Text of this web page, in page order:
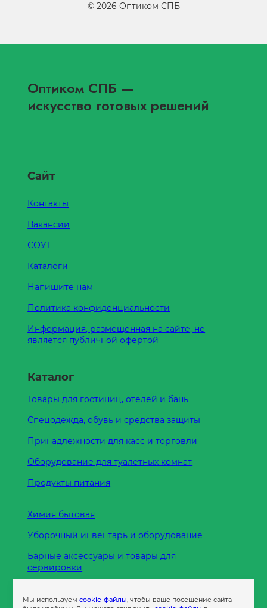
© 2026 Оптиком СПБ
Оптиком СПБ —
искусство готовых решений
Сайт
Контакты
Вакансии
СОУТ
Каталоги
Напишите нам
Политика конфиденциальности
Информация, размещенная на сайте, не
является публичной офертой
Каталог
Товары для гостиниц, отелей и бань
Спецодежда, обувь и средства защиты
Принадлежности для касс и торговли
Оборудование для туалетных комнат
Продукты питания
Химия бытовая
Уборочный инвентарь и оборудование
Барные аксессуары и товары для
сервировки
Мы используемcookie-файлы, чтобы ваше посещение сайта